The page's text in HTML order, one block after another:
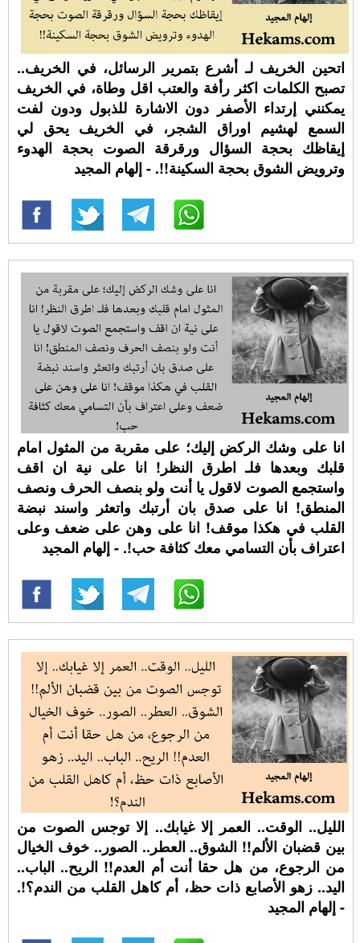
اتحين الخريف لـ أشرع بتمرير الرسائل، في الخريف..
تصبح الكلمات اكثر رأفة والعتب اقل وطاة، في الخريف
يمكنني إرتداء الأصفر دون الاشارة للذبول ودون لفت
السمع لهشيم اوراق الشجر، في الخريف يحق لي
إيقاظك بحجة السؤال ورقرقة الصوت بحجة الهدوء
وترويض الشوق بحجة السكينة!!. - إلهام المجيد
انا على وشك الركض إليك؛ على مقربة من المثول امام
قلبك وبعدها فلـ اطرق النظر! انا على نية ان اقف
واستجمع الصوت لاقول يا أنت ولو بنصف الحرف ونصف
المنطق! انا على صدق بان أرتبك واتعثر واسند نبضة
القلب في هكذا موقف! انا على وهن على ضعف وعلى
اعتراف بأن التسامي معك كثافة حب!. - إلهام المجيد
الليل.. الوقت.. العمر إلا غيابك.. إلا توجس الصوت من
بين قضبان الألم!! الشوق.. العطر.. الصور.. خوف الخيال
من الرجوع، من هل حقا أنت أم العدم!! الريح.. الباب..
اليد.. زهو الأصابع ذات حظ، أم كاهل القلب من الندم؟!.
- إلهام المجيد